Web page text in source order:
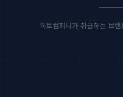
히트컴퍼니가 취급하는 브